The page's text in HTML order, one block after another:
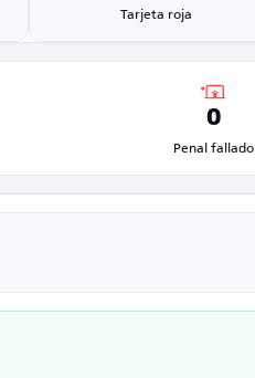
Tarjeta roja
0
Penal fallado